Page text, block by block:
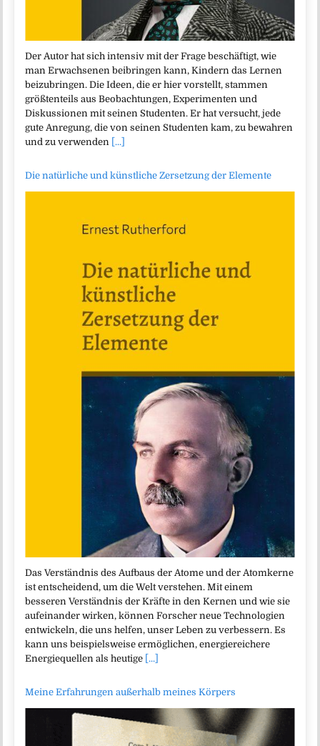
Der Autor hat sich intensiv mit der Frage beschäftigt, wie
man Erwachsenen beibringen kann, Kindern das Lernen
beizubringen. Die Ideen, die er hier vorstellt, stammen
größtenteils aus Beobachtungen, Experimenten und
Diskussionen mit seinen Studenten. Er hat versucht, jede
gute Anregung, die von seinen Studenten kam, zu bewahren
und zu verwenden [...]
Die natürliche und künstliche Zersetzung der Elemente
Das Verständnis des Aufbaus der Atome und der Atomkerne
ist entscheidend, um die Welt verstehen. Mit einem
besseren Verständnis der Kräfte in den Kernen und wie sie
aufeinander wirken, können Forscher neue Technologien
entwickeln, die uns helfen, unser Leben zu verbessern. Es
kann uns beispielsweise ermöglichen, energiereichere
Energiequellen als heutige [...]
Meine Erfahrungen außerhalb meines Körpers